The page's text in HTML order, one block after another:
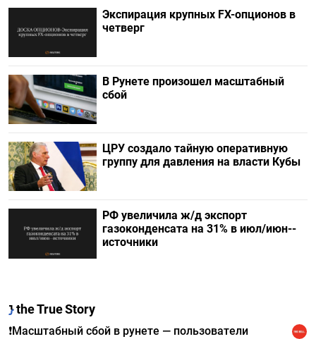
Экспирация крупных FX-опционов в
четверг
В Рунете произошел масштабный
сбой
ЦРУ создало тайную оперативную
группу для давления на власти Кубы
РФ увеличила ж/д экспорт
газоконденсата на 31% в июл/июн--
источники